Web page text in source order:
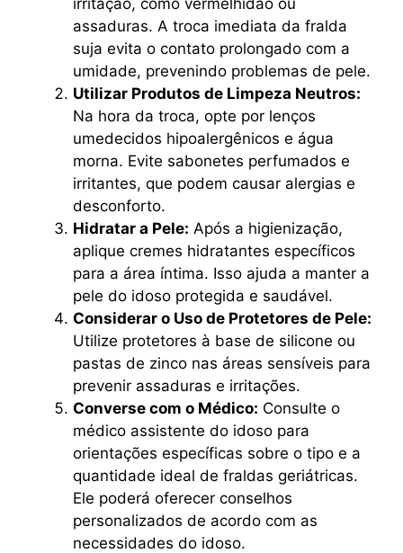
assaduras. A troca imediata da fralda
suja evita o contato prolongado com a
umidade, prevenindo problemas de pele.
Utilizar Produtos de Limpeza Neutros:
Na hora da troca, opte por lenços
umedecidos hipoalergênicos e água
morna. Evite sabonetes perfumados e
irritantes, que podem causar alergias e
desconforto.
Hidratar a Pele: Após a higienização,
aplique cremes hidratantes específicos
para a área íntima. Isso ajuda a manter a
pele do idoso protegida e saudável.
Considerar o Uso de Protetores de Pele:
Utilize protetores à base de silicone ou
pastas de zinco nas áreas sensíveis para
prevenir assaduras e irritações.
Converse com o Médico: Consulte o
médico assistente do idoso para
orientações específicas sobre o tipo e a
quantidade ideal de fraldas geriátricas.
Ele poderá oferecer conselhos
personalizados de acordo com as
necessidades do idoso.